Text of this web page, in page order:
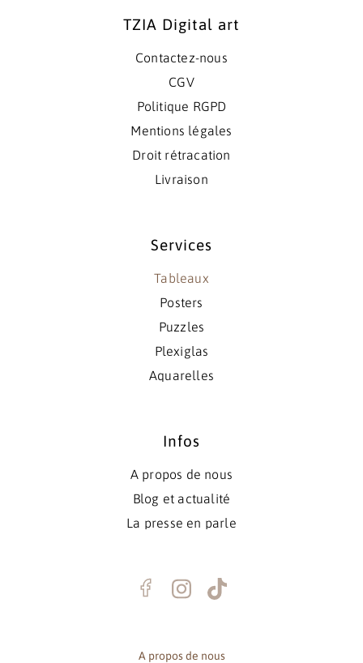
TZIA Digital art
Contactez-nous
CGV
Politique RGPD
Mentions légales
Droit rétracation
Livraison
Services
Tableaux
Posters
Puzzles
Plexiglas
Aquarelles
Infos
A propos de nous
Blog et actualité
La presse en parle
A propos de nous